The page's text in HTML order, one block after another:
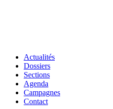
Actualités
Dossiers
Sections
Agenda
Campagnes
Contact